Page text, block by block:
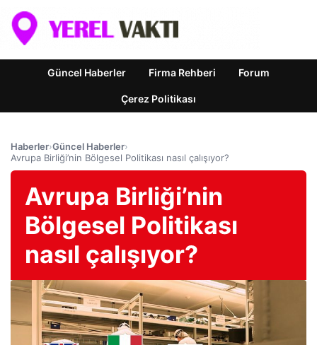
Güncel Haberler Firma Rehberi Forum
Çerez Politikası
Haberler›Güncel Haberler›
Avrupa Birliği’nin Bölgesel Politikası nasıl çalışıyor?
Avrupa Birliği’nin
Bölgesel Politikası
nasıl çalışıyor?